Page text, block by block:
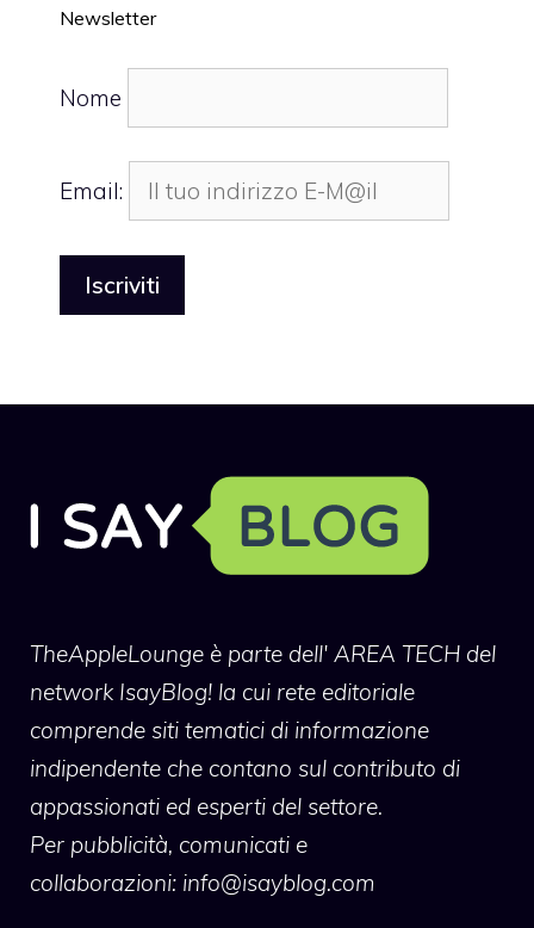
Newsletter
Nome
Email:
TheAppleLounge è parte dell' AREA TECH del
network IsayBlog! la cui rete editoriale
comprende siti tematici di informazione
indipendente che contano sul contributo di
appassionati ed esperti del settore.
Per pubblicità, comunicati e
collaborazioni: info@isayblog.com